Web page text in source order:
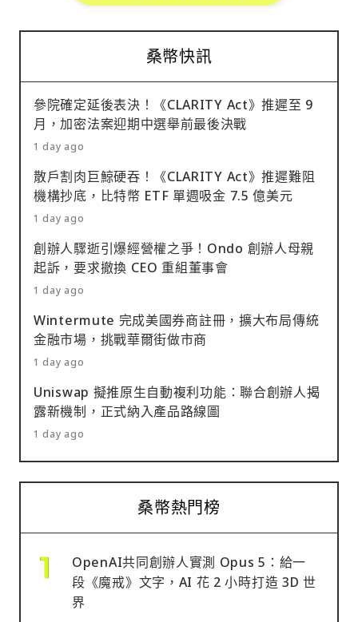
桑幣快訊
參院確定延後表決！《CLARITY Act》推遲至 9
月，加密法案迎期中選舉前最後決戰
1 day ago
散戶割肉巨鯨硬吞！《CLARITY Act》推遲難阻
機構抄底，比特幣 ETF 單週吸金 7.5 億美元
1 day ago
創辦人驟逝引爆經營權之爭！Ondo 創辦人母親
起訴，要求撤換 CEO 重組董事會
1 day ago
Wintermute 完成美國券商註冊，擴大布局傳統
金融市場，挑戰華爾街做市商
1 day ago
Uniswap 擬推原生自動複利功能：聯合創辦人揭
露新機制，正式納入產品路線圖
1 day ago
桑幣熱門榜
OpenAI共同創辦人實測 Opus 5：給一
段《魔戒》文字，AI 花 2 小時打造 3D 世
界